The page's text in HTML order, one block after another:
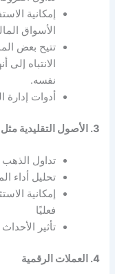
إمكانية
الأسواق
تتيح بعض
الانتباه إلى
نفسه.
أدوات
3. الأصول التقليدية مثل المعادن الثمينة
تداول الذهب
تحليل أداء
إمكانية
فعليًا
تأثير
4. العملات الرقمية